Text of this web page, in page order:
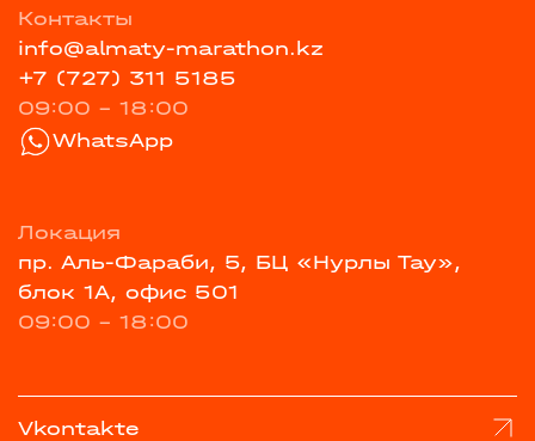
Контакты
info@almaty-marathon.kz
+7 (727) 311 5185
09:00 - 18:00
WhatsApp
Локация
пр. Аль-Фараби, 5, БЦ «Нурлы Тау»,
блок 1А, офис 501
09:00 - 18:00
Vkontakte